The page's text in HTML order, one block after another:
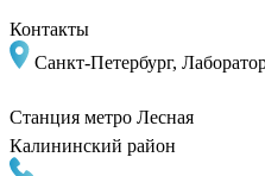
Контакты
Санкт-Петербург,
Станция метро Лесная
Калининский район